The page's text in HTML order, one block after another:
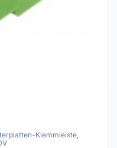
Klemmleiste,